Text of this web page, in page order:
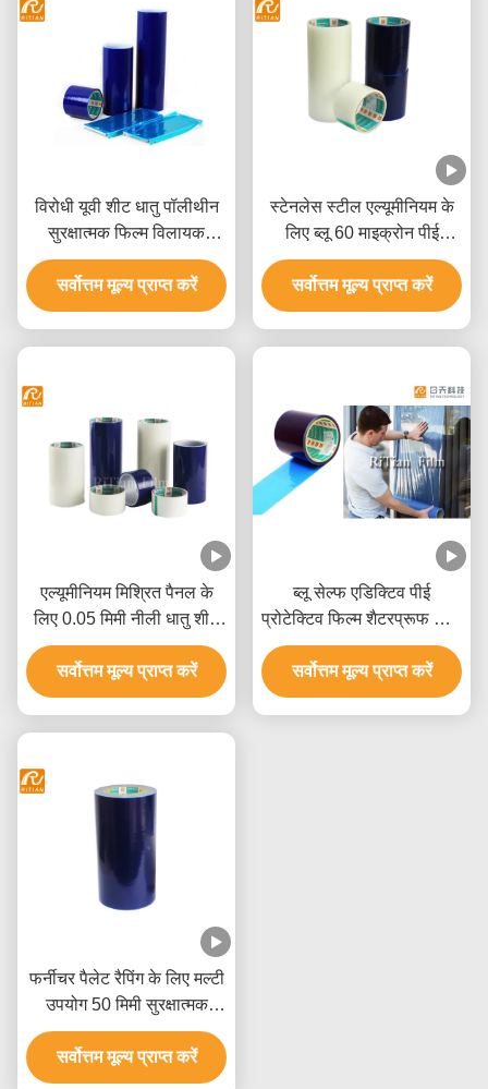
विरोधी यूवी शीट धातु पॉलीथीन
सुरक्षात्मक फिल्म विलायक
आधारित चिपकने वाला:
सर्वोत्तम मूल्य प्राप्त करें
स्टेनलेस स्टील एल्यूमीनियम के
लिए ब्लू 60 माइक्रोन पीई
सुरक्षात्मक फिल्म
सर्वोत्तम मूल्य प्राप्त करें
एल्यूमीनियम मिश्रित पैनल के
लिए 0.05 मिमी नीली धातु शीट
पीई संरक्षण फिल्म
सर्वोत्तम मूल्य प्राप्त करें
ब्लू सेल्फ एडिक्टिव पीई
प्रोटेक्टिव फिल्म शैटरप्रूफ विंडो
फिल्म
सर्वोत्तम मूल्य प्राप्त करें
फर्नीचर पैलेट रैपिंग के लिए मल्टी
उपयोग 50 मिमी सुरक्षात्मक
प्लास्टिक फिल्म
सर्वोत्तम मूल्य प्राप्त करें